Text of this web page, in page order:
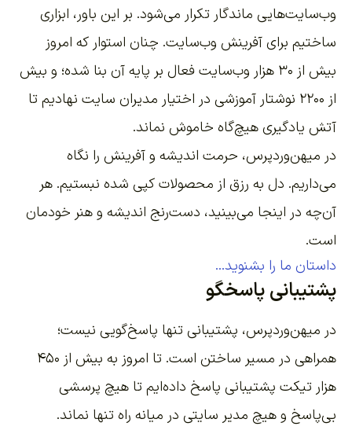
وب‌سایت‌هایی ماندگار تکرار می‌شود. بر این باور، ابزاری
ساختیم برای آفرینش وب‌سایت. چنان استوار که امروز
بیش از ۳۰ هزار وب‌سایت فعال بر پایه آن بنا شده؛ و بیش
از ۲۲۰۰
نوشتار آموزشی در اختیار مدیران سایت نهادیم تا
آتش یادگیری هیچ‌گاه خاموش نماند.
در میهن‌وردپرس، حرمت اندیشه و آفرینش را نگاه
می‌داریم. دل به رزق از محصولات کپی شده نبستیم. هر
آن‌چه در اینجا می‌بینید، دست‌رنج اندیشه و هنر خودمان
است.
داستان ما را بشنوید...
پشتیبانی پاسخگو
در میهن‌وردپرس، پشتیبانی تنها پاسخ‌گویی نیست؛
همراهی در مسیر ساختن است. تا امروز به بیش از ۴۵۰
هزار تیکت پشتیبانی پاسخ داده‌ایم تا هیچ پرسشی
بی‌پاسخ و هیچ مدیر سایتی در میانه راه تنها نماند.